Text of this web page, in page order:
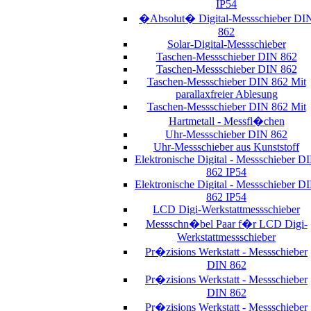
IP54
�Absolut� Digital-Messschieber
862
Solar-Digital-Messschieber
Taschen-Messschieber DIN 862
Taschen-Messschieber DIN 862
Taschen-Messschieber DIN 862 Mit
parallaxfreier Ablesung
Taschen-Messschieber DIN 862 Mit
Hartmetall - Messfl�chen
Uhr-Messschieber DIN 862
Uhr-Messschieber aus Kunststoff
Elektronische Digital - Messschieber
862 IP54
Elektronische Digital - Messschieber
862 IP54
LCD Digi-Werkstattmessschieber
Messschn�bel Paar f�r LCD Digi-
Werkstattmessschieber
Pr�zisions Werkstatt - Messschieber
DIN 862
Pr�zisions Werkstatt - Messschieber
DIN 862
Pr�zisions Werkstatt - Messschieber